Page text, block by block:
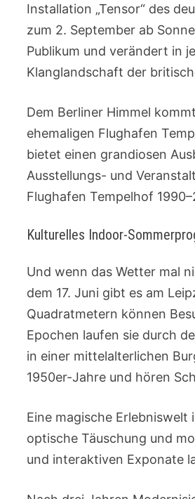
Installation „Tensor“ des
zum 2. September ab
Publikum und verändert in
Klanglandschaft der
Dem Berliner Himmel
ehemaligen Flughafen
bietet einen grandiosen
Ausstellungs- und
Flughafen Tempelhof
Kulturelles Indoor-
Und wenn das Wetter mal
dem 17. Juni gibt es am
Quadratmetern können
Epochen laufen sie durch
in einer mittelalterlichen
1950er-Jahre und hören
Eine magische Erlebniswelt
optische Täuschung und
und interaktiven Exponate